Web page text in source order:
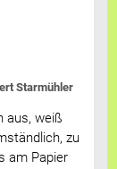
Starmühler
aus, weiß
zu
am Papier